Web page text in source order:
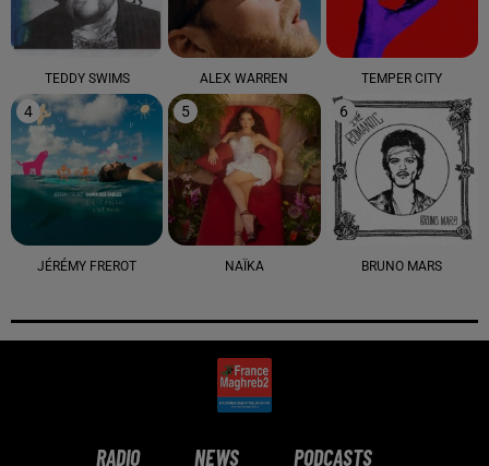
TEDDY SWIMS ALEX WARREN TEMPER CITY
4
JÉRÉMY FREROT
5
NAÏKA
6
BRUNO MARS
RADIO NEWS PODCASTS